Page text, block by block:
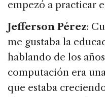
empezó a practicar
Jefferson Pérez:
me gustaba la
hablando de los
computación era
que estaba